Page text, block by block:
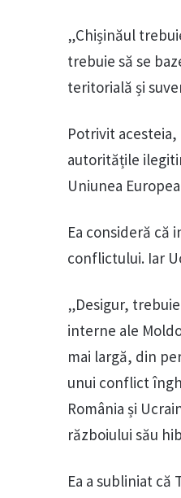
„Chișinăul
trebuie să se
teritorială și
Potrivit
autoritățile
Uniunea
Ea consideră că
conflictului. Iar
„Desigur,
interne ale
mai largă, din
unui conflict
România și
războiului său
Ea a subliniat